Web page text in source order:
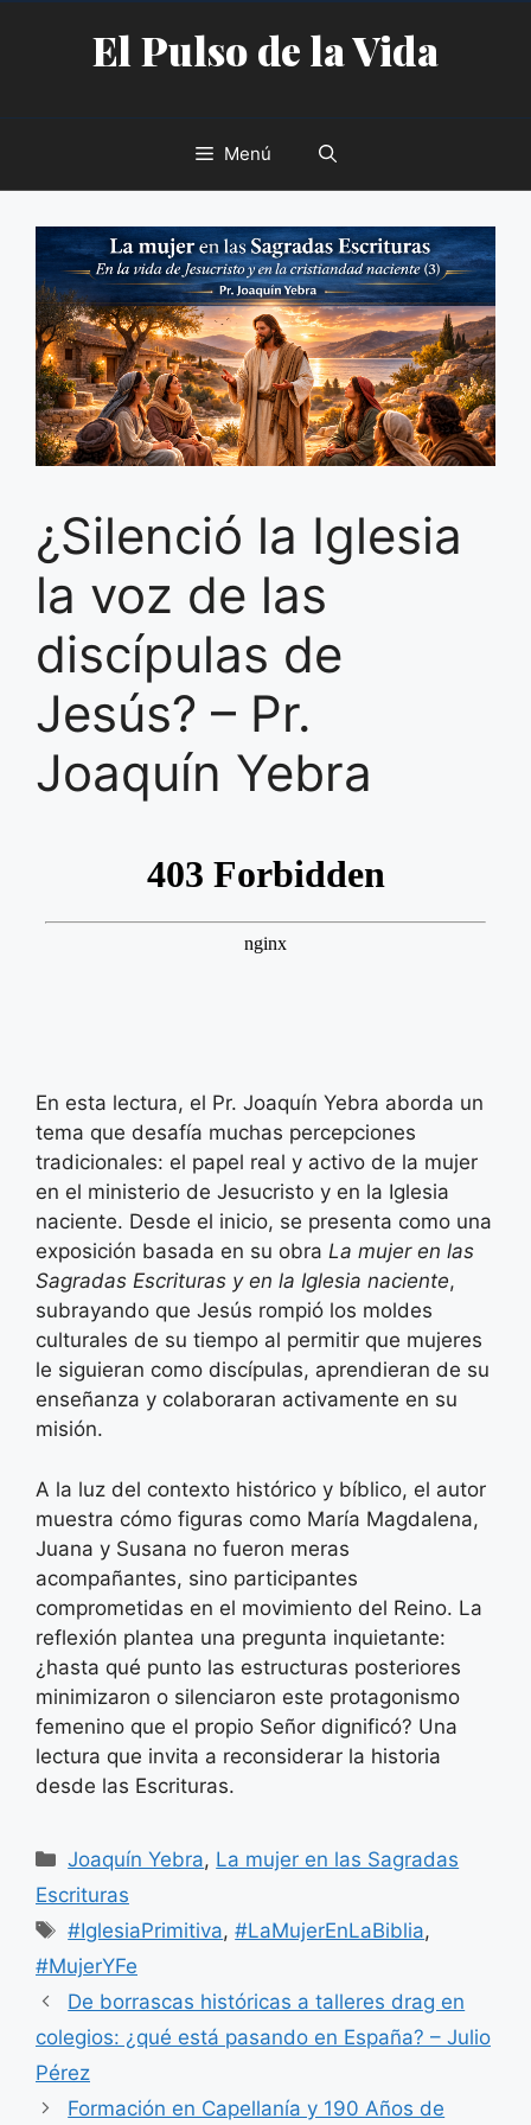
contenidoEl Pulso de la Vida
Menú
¿Silenció la Iglesia
la voz de las
discípulas de
Jesús? – Pr.
Joaquín Yebra
En esta lectura, el Pr. Joaquín Yebra aborda un
tema que desafía muchas percepciones
tradicionales: el papel real y activo de la mujer
en el ministerio de Jesucristo y en la Iglesia
naciente. Desde el inicio, se presenta como una
exposición basada en su obra La mujer en las
Sagradas Escrituras y en la Iglesia naciente,
subrayando que Jesús rompió los moldes
culturales de su tiempo al permitir que mujeres
le siguieran como discípulas, aprendieran de su
enseñanza y colaboraran activamente en su
misión.
A la luz del contexto histórico y bíblico, el autor
muestra cómo figuras como María Magdalena,
Juana y Susana no fueron meras
acompañantes, sino participantes
comprometidas en el movimiento del Reino. La
reflexión plantea una pregunta inquietante:
¿hasta qué punto las estructuras posteriores
minimizaron o silenciaron este protagonismo
femenino que el propio Señor dignificó? Una
lectura que invita a reconsiderar la historia
desde las Escrituras.
Categorías
Joaquín Yebra, La mujer en las Sagradas
Escrituras
Etiquetas
#IglesiaPrimitiva,#LaMujerEnLaBiblia,
#MujerYFe
De borrascas históricas a talleres drag en
colegios: ¿qué está pasando en España? – Julio
Pérez
Formación en Capellanía y 190 Años de